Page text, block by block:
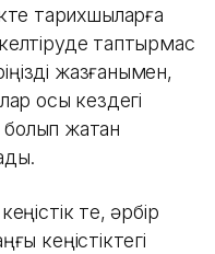
тарихшыларға
таптырмас
жазғанымен,
осы кездегі
жатқан
те, әрбір
кеңістіктегі